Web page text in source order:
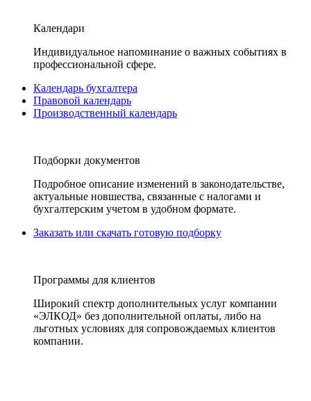
Календари
Индивидуальное напоминание о важных событиях в
профессиональной сфере.
Календарь бухгалтера
Правовой календарь
Производственный календарь
Подборки документов
Подробное описание изменений в законодательстве,
актуальные новшества, связанные с налогами и
бухгалтерским учетом в удобном формате.
Заказать или скачать готовую подборку
Программы для клиентов
Широкий спектр дополнительных услуг компании
«ЭЛКОД» без дополнительной оплаты, либо на
льготных условиях для сопровождаемых клиентов
компании.